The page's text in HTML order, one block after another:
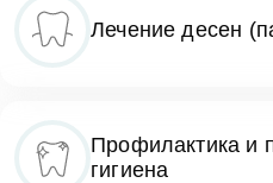
Лечение десен
Профилактика и
гигиена